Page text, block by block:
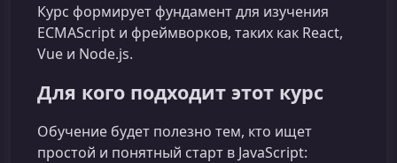
Курс формирует фундамент для изучения
ECMAScript и фреймворков, таких как React,
Vue и Node.js.
Для кого подходит этот курс
Обучение будет полезно тем, кто ищет
простой и понятный старт в JavaScript: